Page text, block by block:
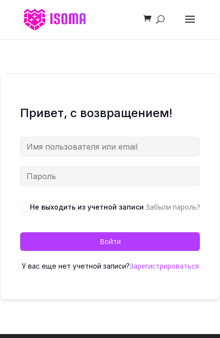
Привет, с возвращением!
Не выходить из учетной записи Забыли пароль?
Войти
У вас еще нет учетной записи?Зарегистрироваться